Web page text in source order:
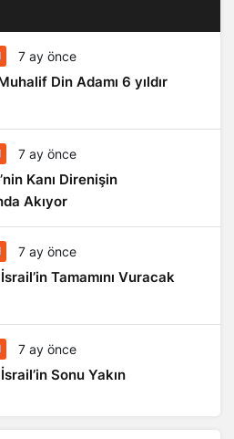
7 ay önce
Din Adamı 6 yıldır
7 ay önce
Kanı Direnişin
Akıyor
7 ay önce
Tamamını Vuracak
7 ay önce
Sonu Yakın